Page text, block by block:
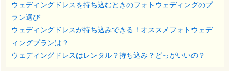
ウェディングドレスを持ち込むときのフォトウェディングのプ
ラン選び
ウェディングドレスが持ち込みできる！オススメフォトウェデ
ィングプランは？
ウェディングドレスはレンタル？持ち込み？どっがいいの？